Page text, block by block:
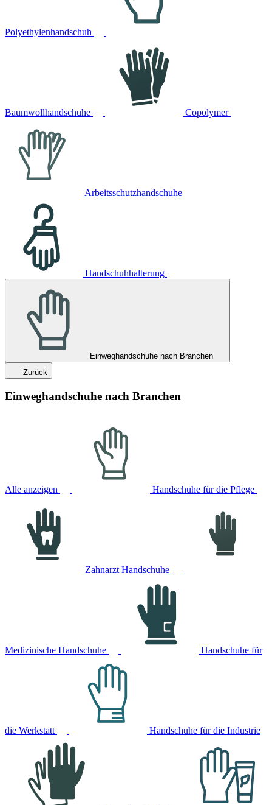
Polyethylenhandschuh
Baumwollhandschuhe Copolymer
Arbeitsschutzhandschuhe
Handschuhhalterung
Einweghandschuhe nach Branchen
Zurück
Einweghandschuhe nach Branchen
Alle anzeigen Handschuhe für die Pflege
Zahnarzt Handschuhe
Medizinische Handschuhe Handschuhe für
die Werkstatt Handschuhe für die Industrie